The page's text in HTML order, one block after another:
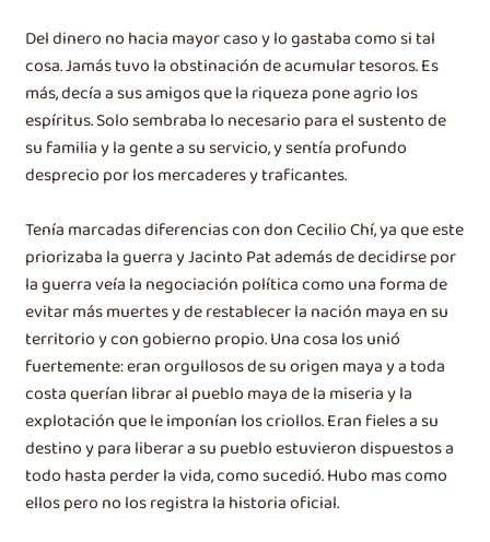
Del dinero no hacia mayor caso y lo gastaba como si tal
cosa. Jamás tuvo la obstinación de acumular tesoros. Es
más, decía a sus amigos que la riqueza pone agrio los
espíritus. Solo sembraba lo necesario para el sustento de
su familia y la gente a su servicio, y sentía profundo
desprecio por los mercaderes y traficantes.
Tenía marcadas diferencias con don Cecilio Chí, ya que este
priorizaba la guerra y Jacinto Pat además de decidirse por
la guerra veía la negociación política como una forma de
evitar más muertes y de restablecer la nación maya en su
territorio y con gobierno propio. Una cosa los unió
fuertemente: eran orgullosos de su origen maya y a toda
costa querían librar al pueblo maya de la miseria y la
explotación que le imponían los criollos. Eran fieles a su
destino y para liberar a su pueblo estuvieron dispuestos a
todo hasta perder la vida, como sucedió. Hubo mas como
ellos pero no los registra la historia oficial.